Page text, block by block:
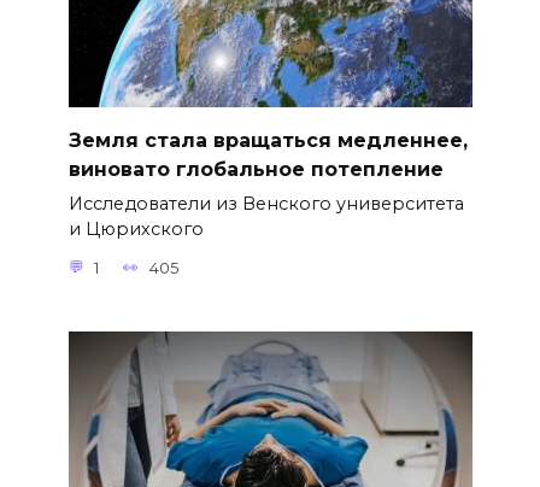
Земля стала вращаться медленнее,
виновато глобальное потепление
Исследователи из Венского университета
и Цюрихского
1 405